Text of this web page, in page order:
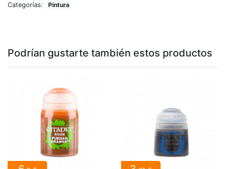
Categorías:
Pintura
Podrían gustarte también estos productos